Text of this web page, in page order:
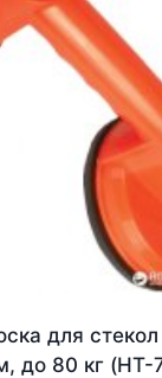
для
до 80 кг (HT-